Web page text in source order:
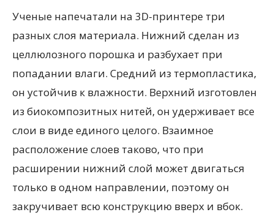
Ученые напечатали на 3D-принтере три
разных слоя материала. Нижний сделан из
целлюлозного порошка и разбухает при
попадании влаги. Средний из термопластика,
он устойчив к влажности. Верхний изготовлен
из биокомпозитных нитей, он удерживает все
слои в виде единого целого. Взаимное
расположение слоев таково, что при
расширении нижний слой может двигаться
только в одном направлении, поэтому он
закручивает всю конструкцию вверх и вбок.